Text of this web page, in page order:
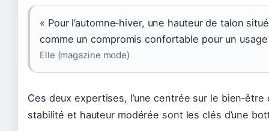
« Pour l’automne‑hiver, une hauteur de talon
comme un compromis confortable pour un
Elle (magazine mode)
Ces deux expertises, l’une centrée sur le
stabilité et hauteur modérée sont les clés d’une